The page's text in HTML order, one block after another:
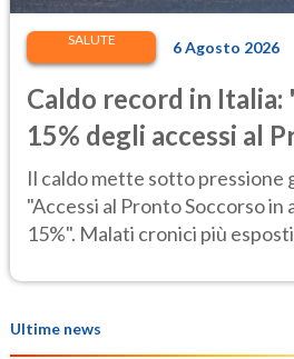
SALUTE 6 Agosto 2026
Caldo record in Italia:
15% degli accessi al
Soccorso"
Il caldo mette sotto pressione
"Accessi al Pronto Soccorso in
15%". Malati cronici più
Ultime news